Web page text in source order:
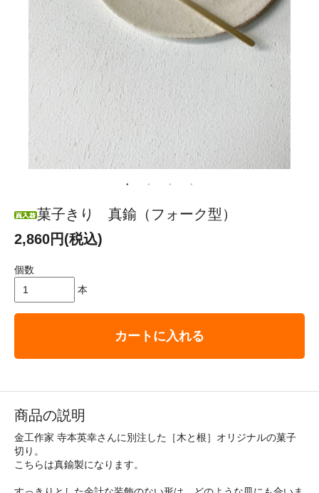
菓子きり 真鍮（フォーク型）
2,860円(税込)
個数
本
カートに入れる
商品の説明
金工作家 寺本英幸さんに別注した［木と根］オリジナルの菓子
切り。
こちらは真鍮製になります。